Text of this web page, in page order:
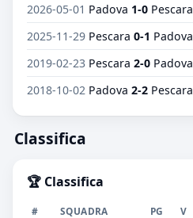
2026-05-01 Padova 1-0 Pescara
2025-11-29 Pescara 0-1 Padova
2019-02-23 Pescara 2-0 Padova
2018-10-02 Padova 2-2 Pescara
Classifica
🏆 Classifica
# SQUADRA PG V